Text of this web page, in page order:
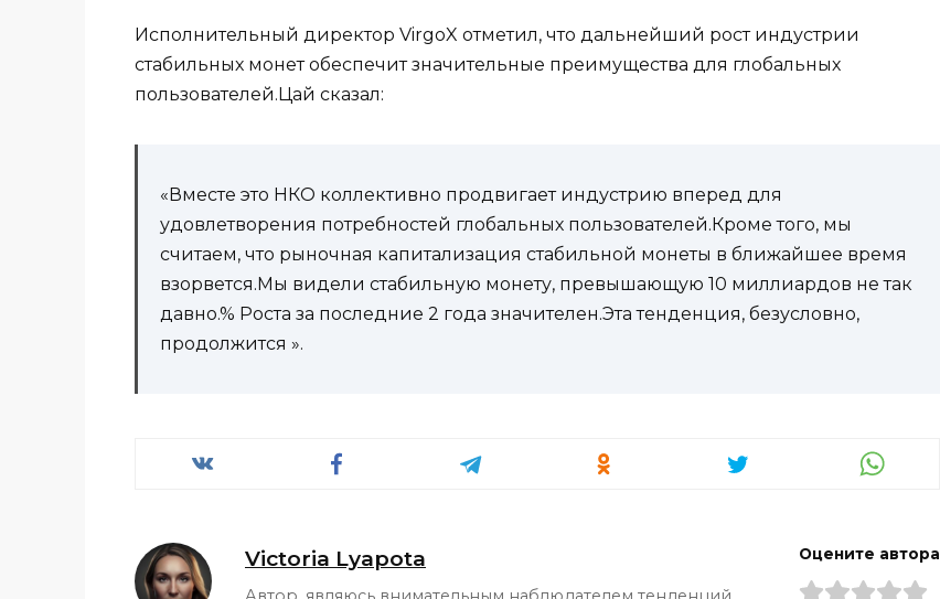
Исполнительный директор VirgoX отметил, что дальнейший рост индустрии
стабильных монет обеспечит значительные преимущества для глобальных
пользователей.Цай сказал:
«Вместе это НКО коллективно продвигает индустрию вперед для
удовлетворения потребностей глобальных пользователей.Кроме того, мы
считаем, что рыночная капитализация стабильной монеты в ближайшее время
взорвется.Мы видели стабильную монету, превышающую 10 миллиардов не так
давно.% Роста за последние 2 года значителен.Эта тенденция, безусловно,
продолжится ».
Victoria Lyapota Оцените автора